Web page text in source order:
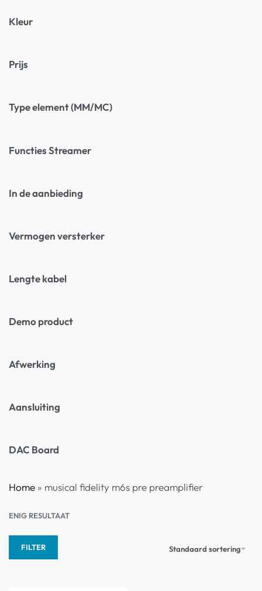
Kleur
Prijs
Type element (MM/MC)
Functies Streamer
In de aanbieding
Vermogen versterker
Lengte kabel
Demo product
Afwerking
Aansluiting
DAC Board
Home » musical fidelity m6s pre preamplifier
ENIG RESULTAAT
Standaard sortering
FILTER